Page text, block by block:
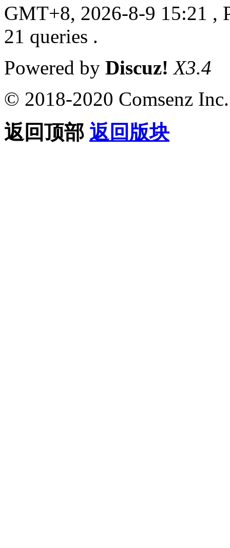
GMT+8, 2026-8-9 15:21 ,
21 queries .
Powered by Discuz! X3.4
© 2018-2020 Comsenz Inc.
返回顶部 返回版块